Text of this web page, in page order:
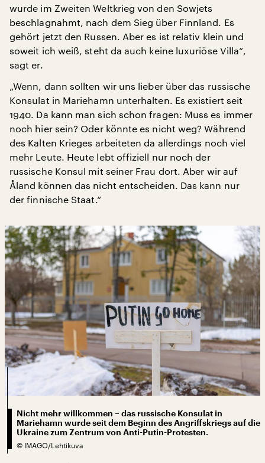
wurde im Zweiten Weltkrieg von den Sowjets
beschlagnahmt, nach dem Sieg über Finnland. Es
gehört jetzt den Russen. Aber es ist relativ klein und
soweit ich weiß, steht da auch keine luxuriöse Villa“,
sagt er.
„Wenn, dann sollten wir uns lieber über das russische
Konsulat in Mariehamn unterhalten. Es existiert seit
1940. Da kann man sich schon fragen: Muss es immer
noch hier sein? Oder könnte es nicht weg? Während
des Kalten Krieges arbeiteten da allerdings noch viel
mehr Leute. Heute lebt offiziell nur noch der
russische Konsul mit seiner Frau dort. Aber wir auf
Åland können das nicht entscheiden. Das kann nur
der finnische Staat.“
Nicht mehr willkommen – das russische Konsulat in
Mariehamn wurde seit dem Beginn des Angriffskriegs auf die
Ukraine zum Zentrum von Anti-Putin-Protesten.
© IMAGO/Lehtikuva